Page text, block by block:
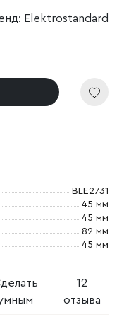
Elektrostandard
BLE2731
45 мм
45 мм
82 мм
45 мм
12
отзыва